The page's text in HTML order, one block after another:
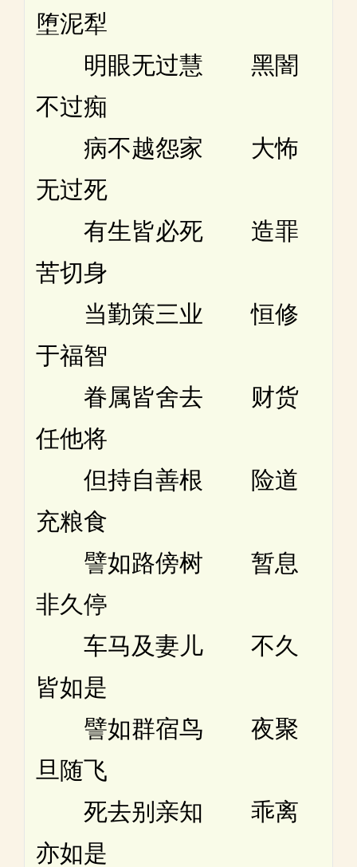
堕泥犁
明眼无过慧 黑闇
不过痴
病不越怨家 大怖
无过死
有生皆必死 造罪
苦切身
当勤策三业 恒修
于福智
眷属皆舍去 财货
任他将
但持自善根 险道
充粮食
譬如路傍树 暂息
非久停
车马及妻儿 不久
皆如是
譬如群宿鸟 夜聚
旦随飞
死去别亲知 乖离
亦如是